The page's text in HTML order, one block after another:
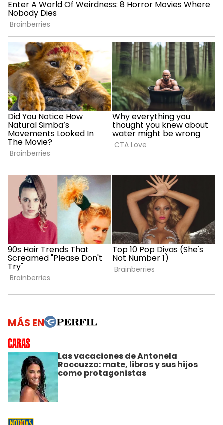
MÁS EN
Las vacaciones de Antonela
Roccuzzo: mate, libros y sus hijos
como protagonistas